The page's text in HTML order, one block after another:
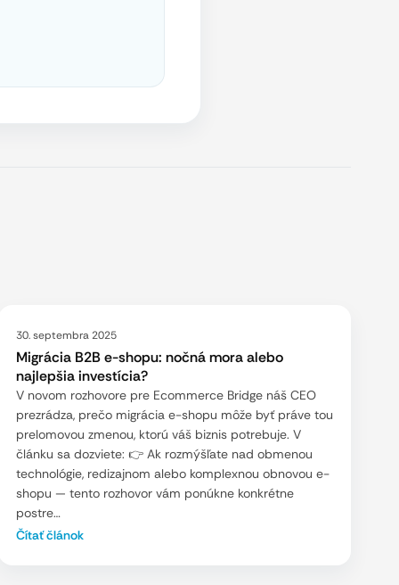
30. septembra 2025
Migrácia B2B e-shopu: nočná mora alebo
najlepšia investícia?
V novom rozhovore pre Ecommerce Bridge náš CEO
prezrádza, prečo migrácia e-shopu môže byť práve tou
prelomovou zmenou, ktorú váš biznis potrebuje. V
článku sa dozviete: 👉 Ak rozmýšľate nad obmenou
technológie, redizajnom alebo komplexnou obnovou e-
shopu — tento rozhovor vám ponúkne konkrétne
postre…
Čítať článok